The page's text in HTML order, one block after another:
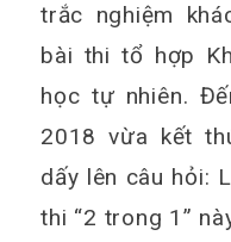
trắc nghiệm
bài thi tổ hợp
học tự nhiên.
2018 vừa kết
dấy lên câu hỏi:
thi “2 trong 1”